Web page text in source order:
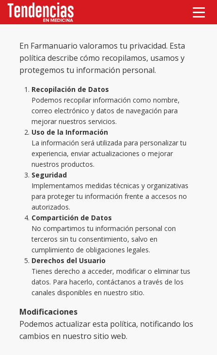
En Farmanuario valoramos tu privacidad. Esta
política describe cómo recopilamos, usamos y
protegemos tu información personal.
Recopilación de Datos
Podemos recopilar información como nombre,
correo electrónico y datos de navegación para
mejorar nuestros servicios.
Uso de la Información
La información será utilizada para personalizar tu
experiencia, enviar actualizaciones o mejorar
nuestros productos.
Seguridad
Implementamos medidas técnicas y organizativas
para proteger tu información frente a accesos no
autorizados.
Compartición de Datos
No compartimos tu información personal con
terceros sin tu consentimiento, salvo en
cumplimiento de obligaciones legales.
Derechos del Usuario
Tienes derecho a acceder, modificar o eliminar tus
datos. Para hacerlo, contáctanos a través de los
canales disponibles en nuestro sitio.
Modificaciones
Podemos actualizar esta política, notificando los
cambios en nuestro sitio web.